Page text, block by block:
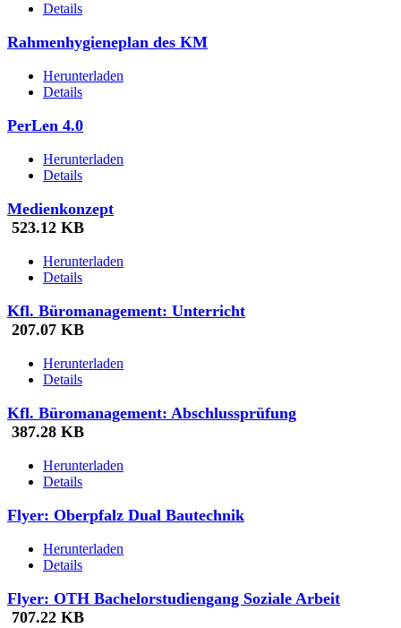
Details
Rahmenhygieneplan des KM
Herunterladen
Details
PerLen 4.0
Herunterladen
Details
Medienkonzept
523.12 KB
Herunterladen
Details
Kfl. Büromanagement: Unterricht
207.07 KB
Herunterladen
Details
Kfl. Büromanagement: Abschlussprüfung
387.28 KB
Herunterladen
Details
Flyer: Oberpfalz Dual Bautechnik
Herunterladen
Details
Flyer: OTH Bachelor­studiengang Soziale Arbeit
707.22 KB